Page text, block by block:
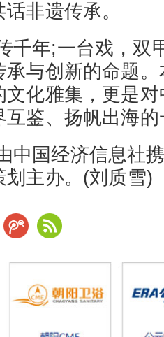
非遗传承。
千年;一台戏，双
承与创新的命题
文化雅集，更是
互鉴、扬帆出海
中国经济信息社
划主办。(刘质雪)